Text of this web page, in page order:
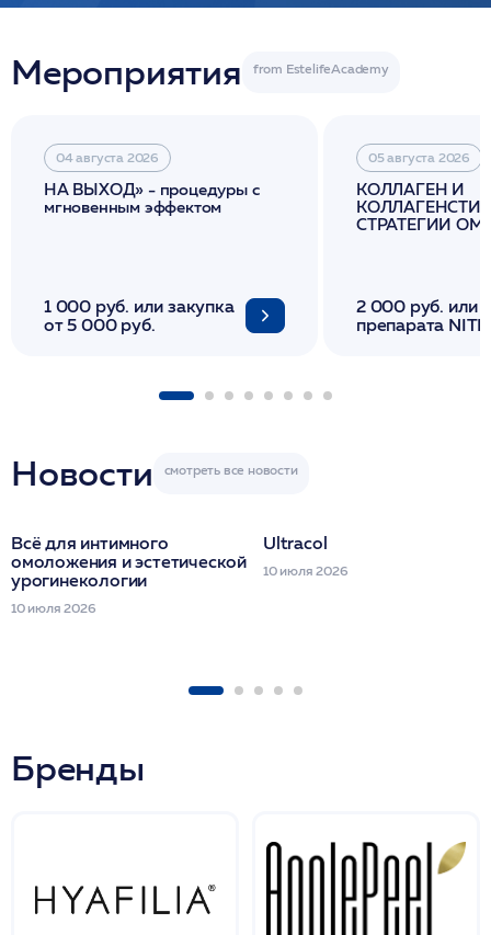
Мероприятия
04 августа 2026
НА ВЫХОД» - процедуры с
мгновенным эффектом
1 000 руб. или закупка
от 5 000 руб.
05 августа 2026
КОЛЛАГЕН И
СТРАТЕГИИ
2 000 руб. или
препарата
Новости
Всё для интимного
омоложения и эстетической
урогинекологии
10 июля 2026
Ultracol
10 июля 2026
Бренды